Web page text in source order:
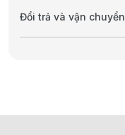
Đổi trả và vận chuyển